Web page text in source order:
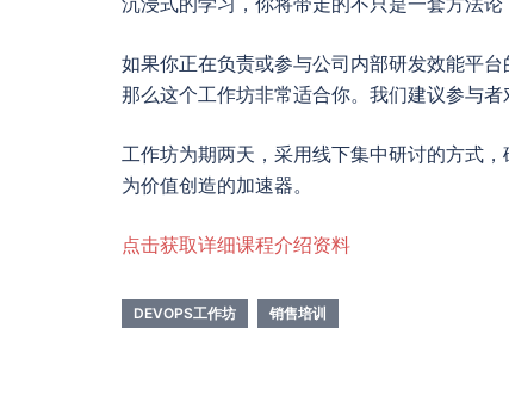
如果你正在负责或参与公司内部研发效能平
那么这个工作坊非常适合你。我们建议参与
工作坊为期两天，采用线下集中研讨的方式
为价值创造的加速器。
点击获取详细课程介绍资料
DEVOPS工作坊 销售培训